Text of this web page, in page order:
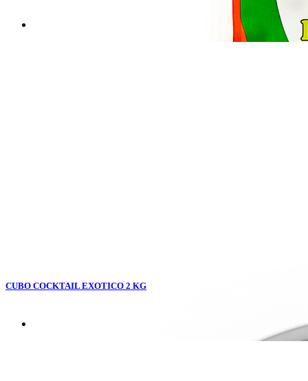
CUBO COCKTAIL EXOTICO 2 KG